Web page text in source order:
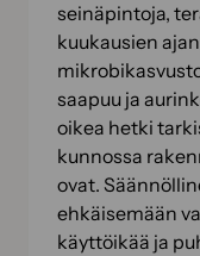
seinäpintoja,
kuukausien
saapuu ja
oikea hetki
kunnossa
ovat.
ehkäisemään
käyttöikää ja